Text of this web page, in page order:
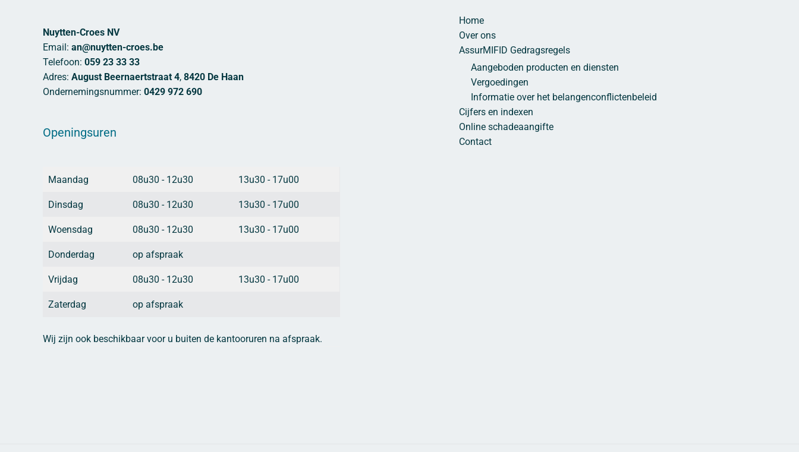
Nuytten-Croes NV
Email: an@nuytten-croes.be
Telefoon: 059 23 33 33
Adres: August Beernaertstraat 4, 8420 De Haan
Ondernemingsnummer: 0429 972 690
Openingsuren
Maandag 08u30 - 12u30 13u30 - 17u00
Dinsdag 08u30 - 12u30 13u30 - 17u00
Woensdag 08u30 - 12u30 13u30 - 17u00
Donderdag op afspraak
Vrijdag 08u30 - 12u30 13u30 - 17u00
Zaterdag op afspraak
Wij zijn ook beschikbaar voor u buiten de kantooruren na afspraak.
Home
Over ons
AssurMIFID Gedragsregels
Aangeboden producten en diensten
Vergoedingen
Informatie over het belangenconflictenbeleid
Cijfers en indexen
Online schadeaangifte
Contact